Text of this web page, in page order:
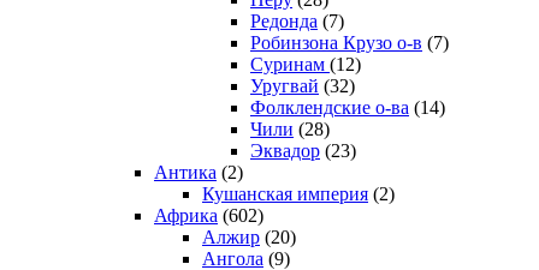
Редонда (7)
Робинзона Крузо о-в (7)
Суринам (12)
Уругвай (32)
Фолклендские о-ва (14)
Чили (28)
Эквадор (23)
Антика (2)
Кушанская империя (2)
Африка (602)
Алжир (20)
Ангола (9)